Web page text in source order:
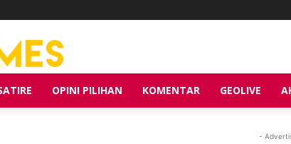
OPINI PILIHAN KOMENTAR GEOLIVE
-